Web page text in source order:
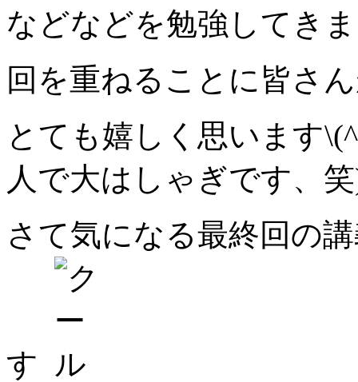
などなどを勉強してき
回を重ねることに皆さ
とても嬉しく思います
人で大はしゃぎです、
さて気になる最終回の
す